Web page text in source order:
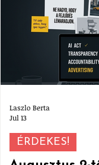
ÉRDEKES!
Laszlo Berta
Jul 13